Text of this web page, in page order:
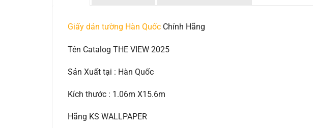
Giấy dán tường Hàn Quốc Chính Hãng
Tên Catalog THE VIEW 2025
Sản Xuất tại : Hàn Quốc
Kích thước : 1.06m X15.6m
Hãng KS WALLPAPER